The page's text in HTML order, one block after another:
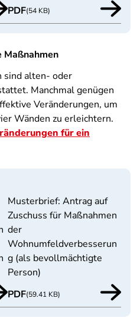
PDF(54 KB)
sind alten- oder
Manchmal genügen
Veränderungen, um
Wänden zu erleichtern.
für ein
Musterbrief: Antrag auf
Zuschuss für Maßnahmen
der
Wohnumfeldverbesserun
g (als bevollmächtigte
Person)
PDF(59.41 KB)